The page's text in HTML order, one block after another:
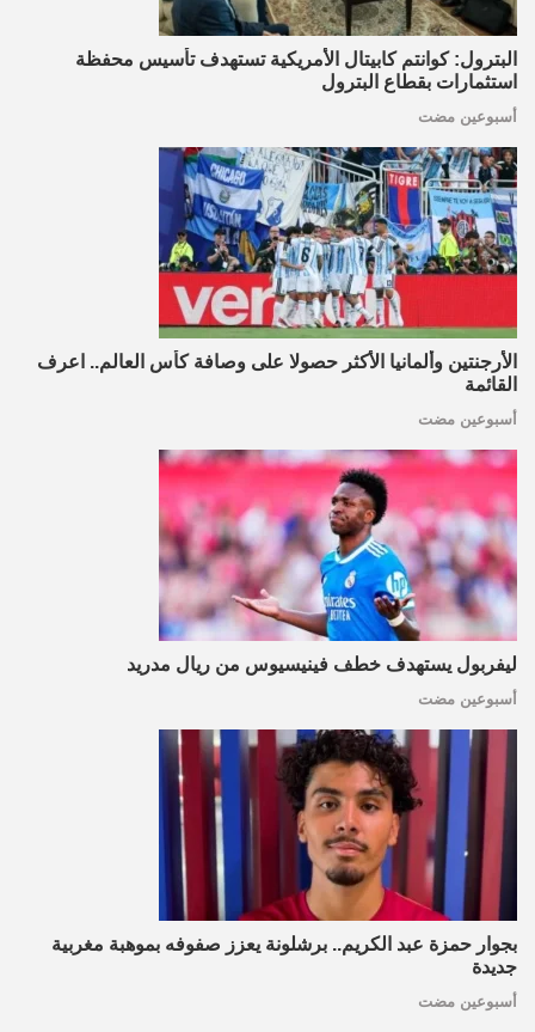
البترول: كوانتم كابيتال الأمريكية تستهدف تأسيس محفظة
استثمارات بقطاع البترول
أسبوعين مضت
الأرجنتين وألمانيا الأكثر حصولا على وصافة كأس العالم.. اعرف
القائمة
أسبوعين مضت
ليفربول يستهدف خطف فينيسيوس من ريال مدريد
أسبوعين مضت
بجوار حمزة عبد الكريم.. برشلونة يعزز صفوفه بموهبة مغربية
جديدة
أسبوعين مضت